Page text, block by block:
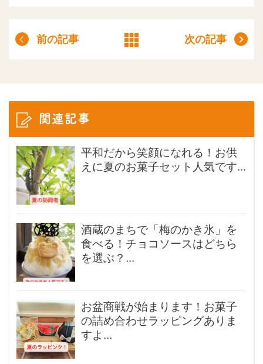
前の記事 次の記事
関連記事
平和だから笑顔になれる！お供
えに夏のお菓子セット人気です...
酒蔵のまちで「梅のかき氷」を
食べる！チョコソースはどちら
を選ぶ？...
お盆商戦が始まります！お菓子
の詰め合わせラッピングありま
すよ...